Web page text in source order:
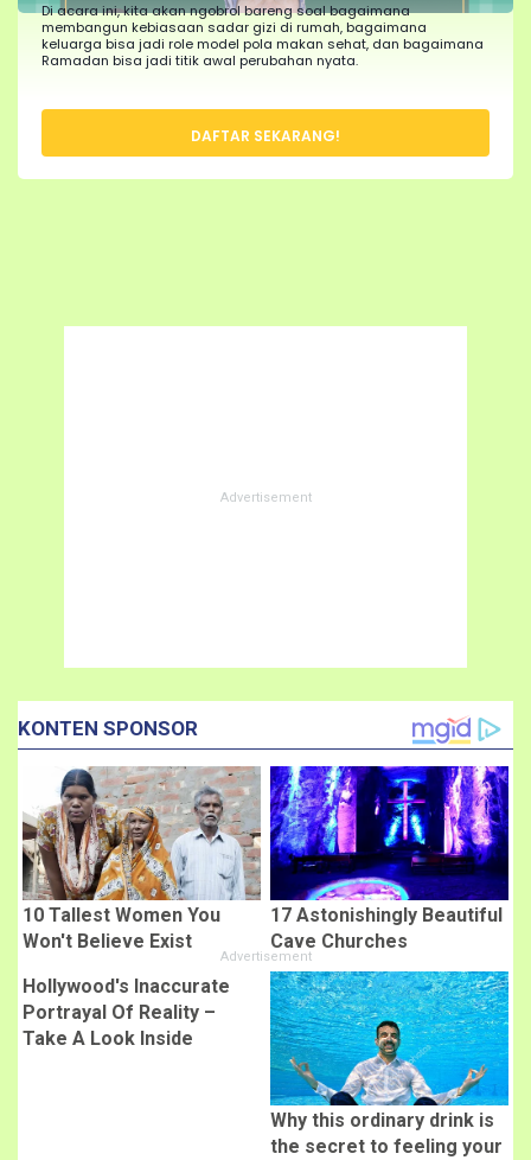
Di acara ini, kita akan ngobrol bareng soal bagaimana
membangun kebiasaan sadar gizi di rumah, bagaimana
keluarga bisa jadi role model pola makan sehat, dan bagaimana
Ramadan bisa jadi titik awal perubahan nyata.
DAFTAR SEKARANG!
KONTEN SPONSOR
10 Tallest Women You
Won't Believe Exist
17 Astonishingly Beautiful
Cave Churches
Hollywood's Inaccurate
Portrayal Of Reality –
Take A Look Inside
Why this ordinary drink is
the secret to feeling your